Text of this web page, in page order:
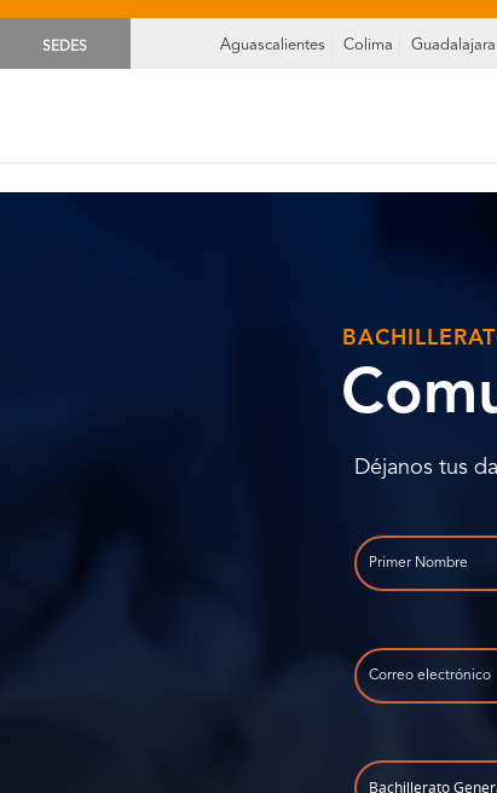
SEDES Aguascalientes Colima Guadalajara
Déjanos tus